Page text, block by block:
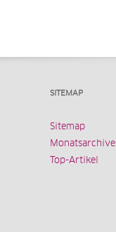
SITEMAP
Sitemap
Monatsarchive
Top-Artikel